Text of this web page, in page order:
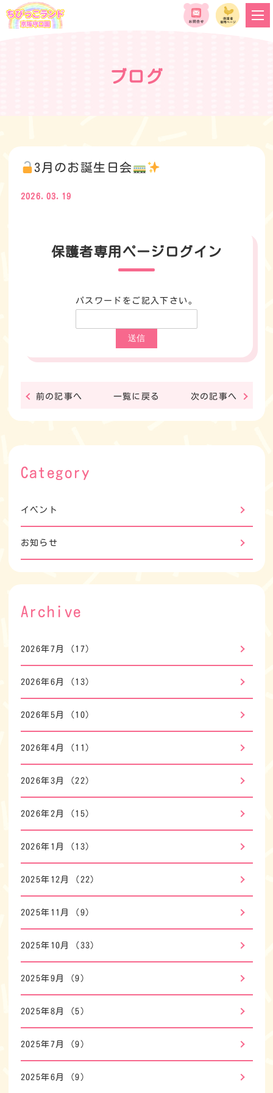
ブログ
3月のお誕生日会
2026.03.19
保護者専用ページログイン
パスワードをご記入下さい。
前の記事へ 一覧に戻る 次の記事へ
Category
イベント
お知らせ
Archive
2026年7月 (17)
2026年6月 (13)
2026年5月 (10)
2026年4月 (11)
2026年3月 (22)
2026年2月 (15)
2026年1月 (13)
2025年12月 (22)
2025年11月 (9)
2025年10月 (33)
2025年9月 (9)
2025年8月 (5)
2025年7月 (9)
2025年6月 (9)